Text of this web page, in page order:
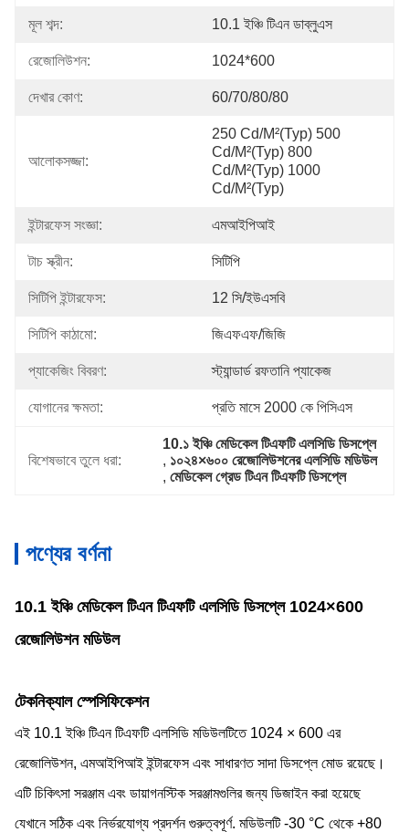
মূল শব্দ: 10.1 ইঞ্চি টিএন ডাব্লুএস
রেজোলিউশন: 1024*600
দেখার কোণ: 60/70/80/80
আলোকসজ্জা:
250 Cd/m²(Typ) 500
Cd/m²(Typ) 800
Cd/m²(Typ) 1000
Cd/m²(Typ)
ইন্টারফেস সংজ্ঞা: এমআইপিআই
টাচ স্ক্রীন: সিটিপি
সিটিপি ইন্টারফেস: 12 সি/ইউএসবি
সিটিপি কাঠামো: জিএফএফ/জিজি
প্যাকেজিং বিবরণ: স্ট্যান্ডার্ড রফতানি প্যাকেজ
যোগানের ক্ষমতা: প্রতি মাসে 2000 কে পিসিএস
বিশেষভাবে তুলে ধরা:
10.১ ইঞ্চি মেডিকেল টিএফটি এলসিডি ডিসপ্লে
, ১০২৪×৬০০ রেজোলিউশনের এলসিডি মডিউল
, মেডিকেল গ্রেড টিএন টিএফটি ডিসপ্লে
পণ্যের বর্ণনা
10.1 ইঞ্চি মেডিকেল টিএন টিএফটি এলসিডি ডিসপ্লে 1024×600
রেজোলিউশন মডিউল
টেকনিক্যাল স্পেসিফিকেশন
এই 10.1 ইঞ্চি টিএন টিএফটি এলসিডি মডিউলটিতে 1024 × 600 এর
রেজোলিউশন, এমআইপিআই ইন্টারফেস এবং সাধারণত সাদা ডিসপ্লে মোড রয়েছে।
এটি চিকিৎসা সরঞ্জাম এবং ডায়াগনস্টিক সরঞ্জামগুলির জন্য ডিজাইন করা হয়েছে
যেখানে সঠিক এবং নির্ভরযোগ্য প্রদর্শন গুরুত্বপূর্ণ. মডিউলটি -30 °C থেকে +80